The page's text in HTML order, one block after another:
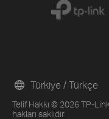
Telif Hakkı © 2026 TP-
hakları saklıdır.
Türkiye / Türkçe